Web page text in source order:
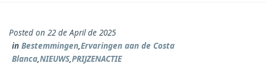
Posted on 22 de April de 2025
in Bestemmingen,Ervaringen aan de Costa
Blanca,NIEUWS,PRIJZENACTIE